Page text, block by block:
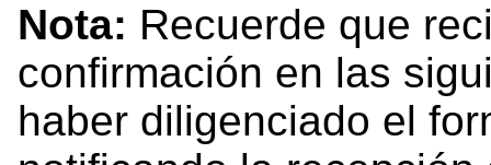
Nota: Recuerde que
confirmación en las
haber diligenciado el